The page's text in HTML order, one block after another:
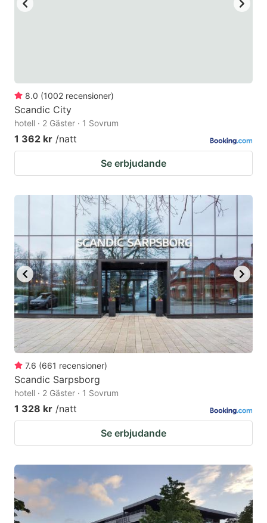
8.0 (1002 recensioner)
Scandic City
hotell · 2 Gäster · 1 Sovrum
1 362 kr /natt
Se erbjudande
7.6 (661 recensioner)
Scandic Sarpsborg
hotell · 2 Gäster · 1 Sovrum
1 328 kr /natt
Se erbjudande